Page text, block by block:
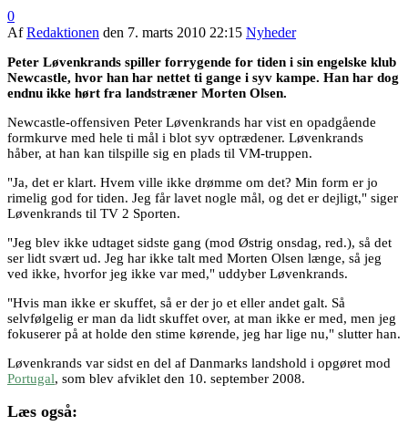
0
AfRedaktionen den 7. marts 2010 22:15 Nyheder
Peter Løvenkrands spiller forrygende for tiden i sin engelske klub
Newcastle, hvor han har nettet ti gange i syv kampe. Han har dog
endnu ikke hørt fra landstræner Morten Olsen.
Newcastle-offensiven Peter Løvenkrands har vist en opadgående
formkurve med hele ti mål i blot syv optrædener. Løvenkrands
håber, at han kan tilspille sig en plads til VM-truppen.
"Ja, det er klart. Hvem ville ikke drømme om det? Min form er jo
rimelig god for tiden. Jeg får lavet nogle mål, og det er dejligt," siger
Løvenkrands til TV 2 Sporten.
"Jeg blev ikke udtaget sidste gang (mod Østrig onsdag, red.), så det
ser lidt svært ud. Jeg har ikke talt med Morten Olsen længe, så jeg
ved ikke, hvorfor jeg ikke var med," uddyber Løvenkrands.
"Hvis man ikke er skuffet, så er der jo et eller andet galt. Så
selvfølgelig er man da lidt skuffet over, at man ikke er med, men jeg
fokuserer på at holde den stime kørende, jeg har lige nu," slutter han.
Løvenkrands var sidst en del af Danmarks landshold i opgøret mod
Portugal, som blev afviklet den 10. september 2008.
Læs også: